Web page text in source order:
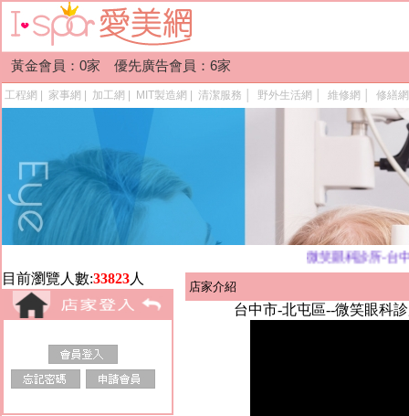
黃金會員：0家 優先廣告會員：6家
工程網 家事網 加工網 MIT製造網 清潔服務 野外生活網 維修網 修繕網
微笑眼科診所-台中
目前瀏覽人數:33823人
店家介紹
台中市-北屯區--微笑眼科